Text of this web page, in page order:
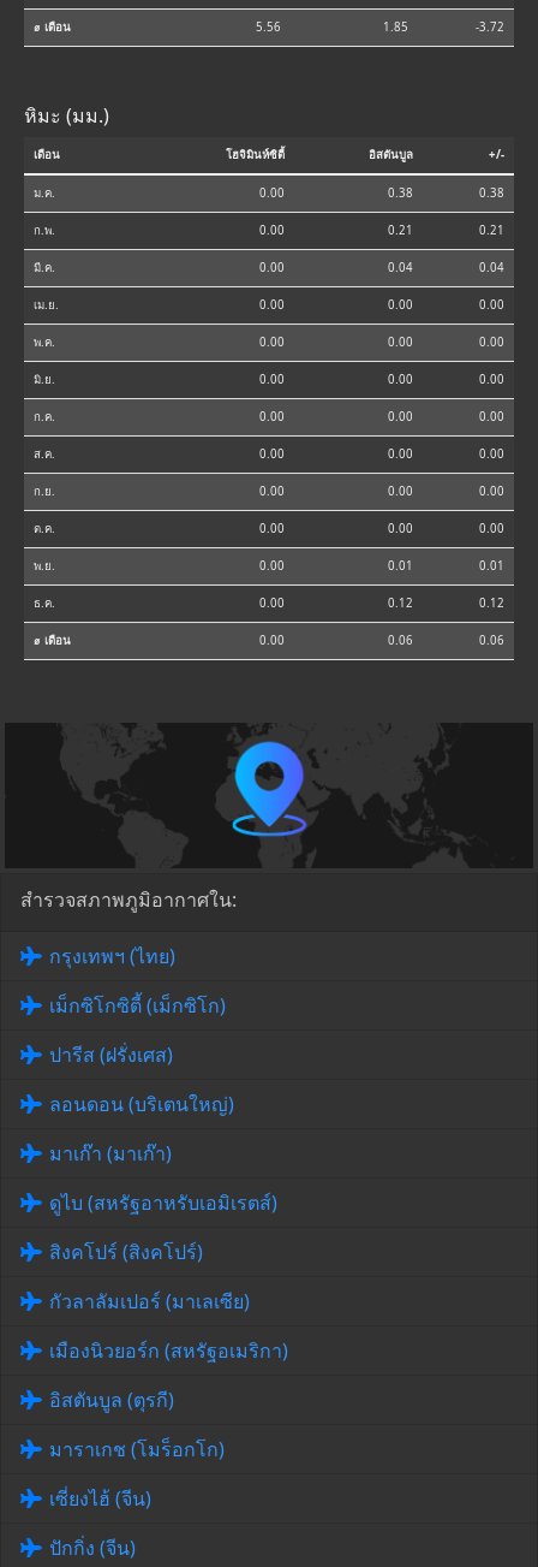
⌀ เดือน 5.56 1.85 -3.72
หิมะ (มม.)
เดือน โฮจิมินห์ซิตี้ อิสตันบูล +/-
ม.ค. 0.00 0.38 0.38
ก.พ. 0.00 0.21 0.21
มี.ค. 0.00 0.04 0.04
เม.ย. 0.00 0.00 0.00
พ.ค. 0.00 0.00 0.00
มิ.ย. 0.00 0.00 0.00
ก.ค. 0.00 0.00 0.00
ส.ค. 0.00 0.00 0.00
ก.ย. 0.00 0.00 0.00
ต.ค. 0.00 0.00 0.00
พ.ย. 0.00 0.01 0.01
ธ.ค. 0.00 0.12 0.12
⌀ เดือน 0.00 0.06 0.06
สำรวจสภาพภูมิอากาศใน:
กรุงเทพฯ (ไทย)
เม็กซิโกซิตี้ (เม็กซิโก)
ปารีส (ฝรั่งเศส)
ลอนดอน (บริเตนใหญ่)
มาเก๊า (มาเก๊า)
ดูไบ (สหรัฐอาหรับเอมิเรตส์)
สิงคโปร์ (สิงคโปร์)
กัวลาลัมเปอร์ (มาเลเซีย)
เมืองนิวยอร์ก (สหรัฐอเมริกา)
อิสตันบูล (ตุรกี)
มาราเกช (โมร็อกโก)
เซี่ยงไฮ้ (จีน)
ปักกิ่ง (จีน)